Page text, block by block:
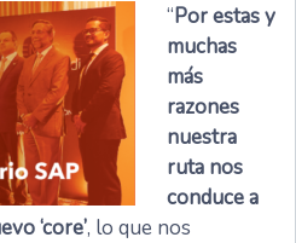
“Por estas y
muchas
más
razones
nuestra
ruta nos
conduce a
‘core’, lo que nos